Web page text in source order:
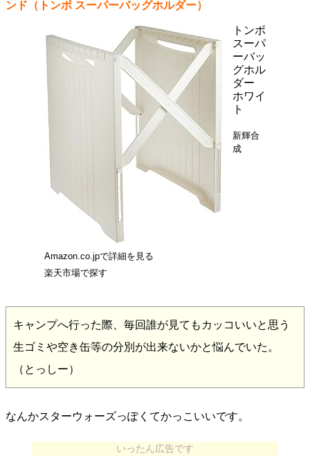
ンド（トンボ スーパーバッグホルダー）
トンボ
スーパ
ーバッ
グホル
ダー
ホワイ
ト
新輝合
成
Amazon.co.jpで詳細を見る
楽天市場で探す
キャンプへ行った際、毎回誰が見てもカッコいいと思う
生ゴミや空き缶等の分別が出来ないかと悩んでいた。
（とっしー）
なんかスターウォーズっぽくてかっこいいです。
いったん広告です